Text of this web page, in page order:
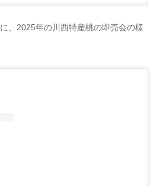
に、2025年の川西特産桃の即売会の様